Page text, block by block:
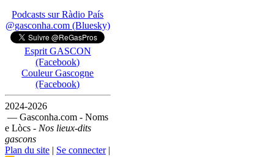
Podcasts sur Ràdio País
@gasconha.com (Bluesky)
Esprit GASCON
(Facebook)
Couleur Gascogne
(Facebook)
2024-2026
— Gasconha.com - Noms
e Lòcs - Nos lieux-dits
gascons
Plan du site | Se connecter|